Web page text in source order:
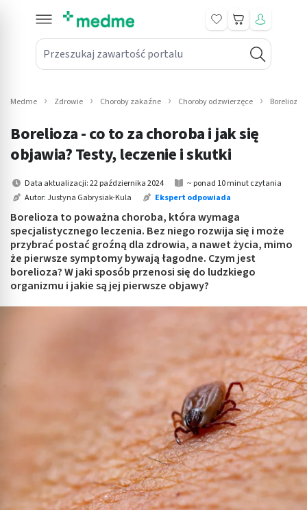
Przeszukaj zawartość portalu
Koszyk
submenu: Leki na receptę
submenu: Mama i dziecko
submenu: Kosmetyki
submenu: Higiena
submenu: Sprzęt medyczny
submenu: Intymne
Medme Zdrowie Choroby zakaźne Choroby odzwierzęce Borelioza
Borelioza - co to za choroba i jak się
objawia? Testy, leczenie i skutki
Data aktualizacji: 22 października 2024
~ ponad 10 minut czytania
Autor:Justyna Gabrysiak-Kula Ekspert odpowiada
Borelioza to poważna choroba, która wymaga
specjalistycznego leczenia. Bez niego rozwija się i może
przybrać postać groźną dla zdrowia, a nawet życia, mimo
że pierwsze symptomy bywają łagodne. Czym jest
borelioza? W jaki sposób przenosi się do ludzkiego
organizmu i jakie są jej pierwsze objawy?